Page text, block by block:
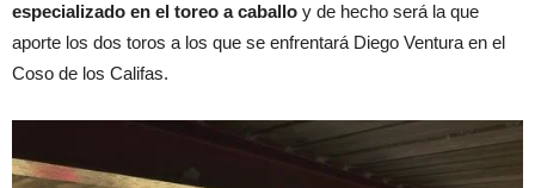
especializado en el toreo a caballo y de hecho será la que
aporte los dos toros a los que se enfrentará Diego Ventura en el
Coso de los Califas.